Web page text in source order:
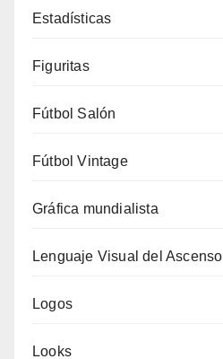
Estadísticas
Figuritas
Fútbol Salón
Fútbol Vintage
Gráfica mundialista
Lenguaje Visual del Ascenso
Logos
Looks